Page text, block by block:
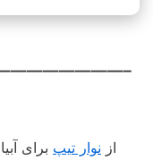
از نوار تیپ برای